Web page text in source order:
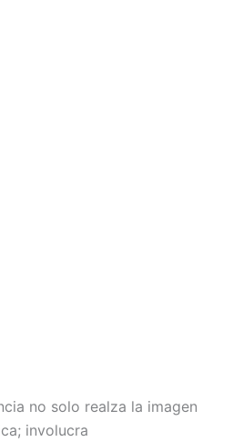
no solo realza la imagen
involucra